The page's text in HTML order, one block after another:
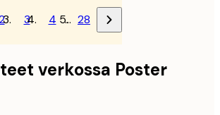
3 4 … 28
verkossa Poster